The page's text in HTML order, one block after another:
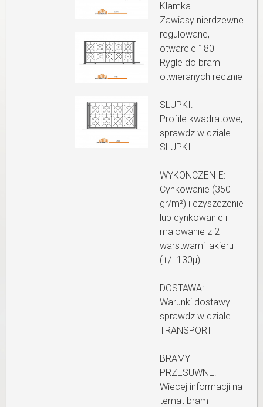
Klamka
Zawiasy nierdzewne
regulowane,
otwarcie 180
Rygle do bram
otwieranych recznie
SLUPKI:
Profile kwadratowe,
sprawdz w dziale
SLUPKI
WYKONCZENIE:
Cynkowanie (350
gr/m²) i czyszczenie
lub cynkowanie i
malowanie z 2
warstwami lakieru
(+/- 130µ)
DOSTAWA:
Warunki dostawy
sprawdz w dziale
TRANSPORT
BRAMY
PRZESUWNE:
Wiecej informacji na
temat bram